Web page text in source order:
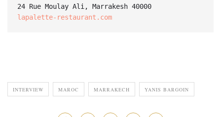
lapalette-restaurant.com
INTERVIEW MAROC MARRAKECH YANIS BARGOIN